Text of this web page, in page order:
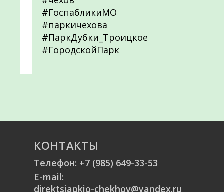
#ГоспабликиМО
#паркичехова
#ПаркДубки_Троицкое
#ГородскойПарк
КОНТАКТЫ
Телефон: +7 (985) 649-33-53
E-mail:
direktsiapkio-chekhov@yandex.ru